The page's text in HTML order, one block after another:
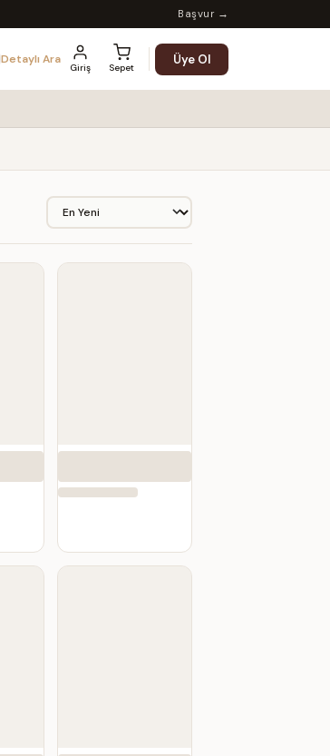
Başvur →
Detaylı Ara
Giriş Sepet
Üye Ol